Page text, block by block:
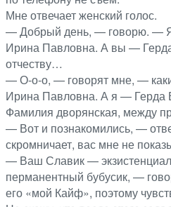
Мне отвечает женский голос.
— Добрый день, — говорю. —
Ирина Павловна. А вы —
отчеству…
— О-о-о, — говорят мне, —
Ирина Павловна. А я — Герда
Фамилия дворянская, между
— Вот и познакомились, —
скромничает, вас мне не
— Ваш Славик —
перманентный бубусик, —
его «мой Кайф», поэтому